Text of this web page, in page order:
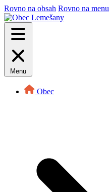
Rovno na obsah Rovno na menu
Menu
Obec